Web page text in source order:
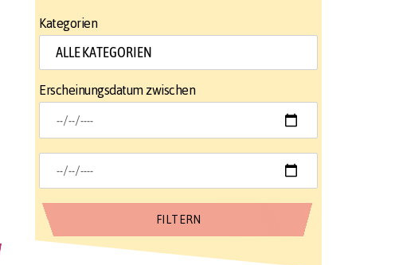
Kategorien
Erscheinungsdatum zwischen